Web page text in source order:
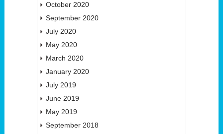
October 2020
September 2020
July 2020
May 2020
March 2020
January 2020
July 2019
June 2019
May 2019
September 2018